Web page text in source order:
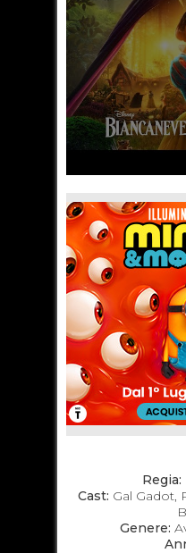
Regia:
Cast: Gal Gadot,
Genere: